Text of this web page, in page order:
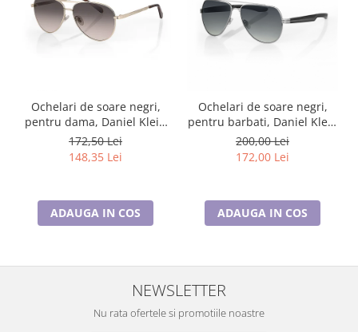
Ochelari de soare negri,
pentru dama, Daniel Klein
Sunglasses, DK4309-3
172,50 Lei
148,35 Lei
ADAUGA IN COS
Ochelari de soare negri,
pentru barbati, Daniel Klein
Sunglasses, DK3270-1
200,00 Lei
172,00 Lei
ADAUGA IN COS
NEWSLETTER
Nu rata ofertele si promotiile noastre